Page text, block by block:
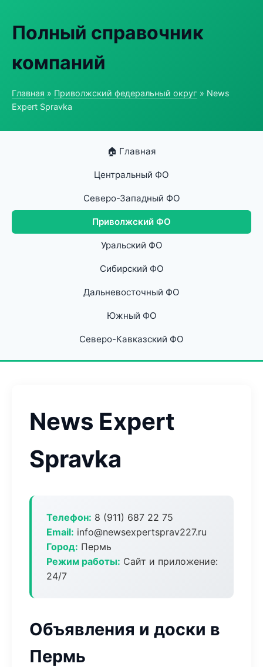
Полный справочник
компаний
Главная » Приволжский федеральный округ » News
Expert Spravka
🏠 Главная
Центральный ФО
Северо-Западный ФО
Приволжский ФО
Уральский ФО
Сибирский ФО
Дальневосточный ФО
Южный ФО
Северо-Кавказский ФО
News Expert
Spravka
Телефон: 8 (911) 687 22 75
Email: info@newsexpertsprav227.ru
Город: Пермь
Режим работы: Сайт и приложение:
24/7
Объявления и доски в
Пермь